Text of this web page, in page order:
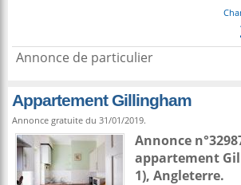
Annonce de particulier
Appartement Gillingham
Annonce gratuite du 31/01/2019.
Annonce
appartement
1), Angleterre.